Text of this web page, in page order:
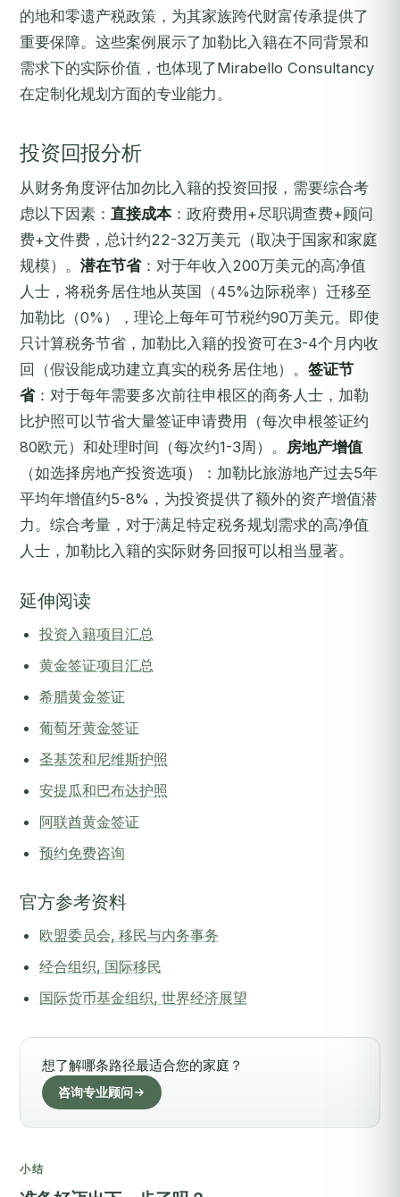
的地和零遗产税政策，为其家族跨代财富传承提供了
重要保障。这些案例展示了加勒比入籍在不同背景和
需求下的实际价值，也体现了Mirabello Consultancy
在定制化规划方面的专业能力。
投资回报分析
从财务角度评估加勿比入籍的投资回报，需要综合考
虑以下因素： 直接成本：政府费用+尽职调查费+顾问
费+文件费，总计约22-32万美元（取决于国家和家庭
规模）。 潜在节省：对于年收入200万美元的高净值
人士，将税务居住地从英国（45%边际税率）迁移至
加勒比（0%），理论上每年可节税约90万美元。即使
只计算税务节省，加勒比入籍的投资可在3-4个月内收
回（假设能成功建立真实的税务居住地）。 签证节
省：对于每年需要多次前往申根区的商务人士，加勒
比护照可以节省大量签证申请费用（每次申根签证约
80欧元）和处理时间（每次约1-3周）。 房地产增值
（如选择房地产投资选项）：加勒比旅游地产过去5年
平均年增值约5-8%，为投资提供了额外的资产增值潜
力。综合考量，对于满足特定税务规划需求的高净值
人士，加勒比入籍的实际财务回报可以相当显著。
延伸阅读
投资入籍项目汇总
黄金签证项目汇总
希腊黄金签证
葡萄牙黄金签证
圣基茨和尼维斯护照
安提瓜和巴布达护照
阿联酋黄金签证
预约免费咨询
官方参考资料
欧盟委员会, 移民与内务事务
经合组织, 国际移民
国际货币基金组织, 世界经济展望
想了解哪条路径最适合您的家庭？
咨询专业顾问
小结